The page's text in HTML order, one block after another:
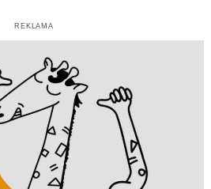
REKLAMA